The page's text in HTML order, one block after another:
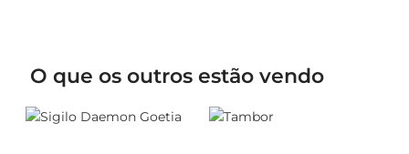
O que os outros estão vendo